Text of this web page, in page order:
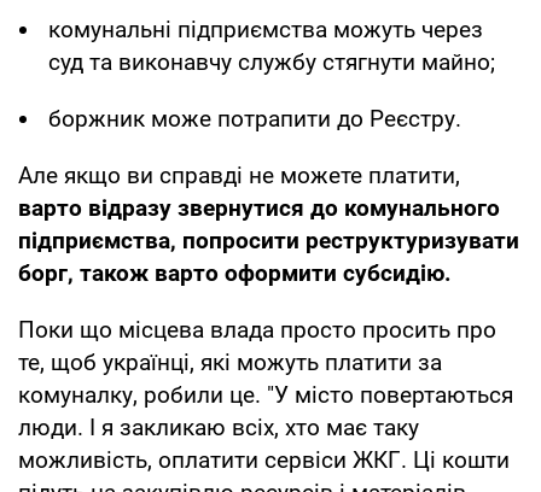
комунальні підприємства можуть через
суд та виконавчу службу стягнути майно;
боржник може потрапити до Реєстру.
Але якщо ви справді не можете платити,
варто відразу звернутися до комунального
підприємства, попросити реструктуризувати
борг, також варто оформити субсидію.
Поки що місцева влада просто просить про
те, щоб українці, які можуть платити за
комуналку, робили це. "У місто повертаються
люди. І я закликаю всіх, хто має таку
можливість, оплатити сервіси ЖКГ. Ці кошти